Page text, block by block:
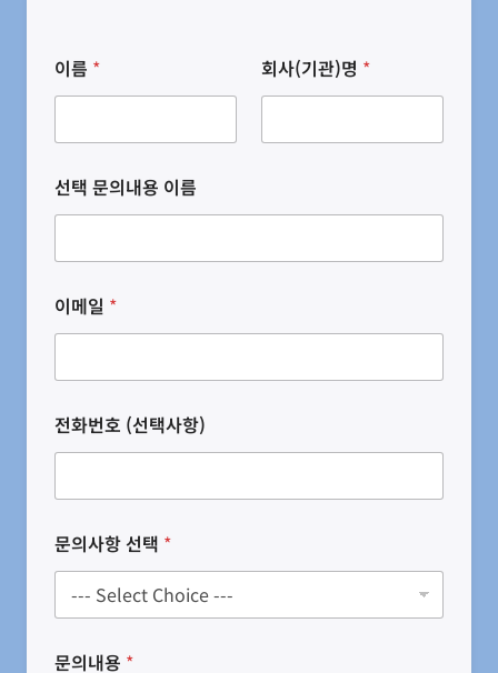
이름 * 회사(기관)명 *
선택 문의내용 이름
이메일 *
전화번호 (선택사항)
문의사항 선택 *
문의내용 *